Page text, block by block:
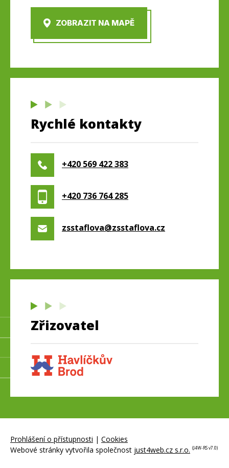
ZOBRAZIT NA MAPĚ
Rychlé kontakty
+420 569 422 383
+420 736 764 285
zsstaflova@zsstaflova.cz
Zřizovatel
Prohlášení o přístupnosti | Cookies
Webové stránky vytvořila společnost just4web.cz s.r.o. (J4W-RS v7.0)